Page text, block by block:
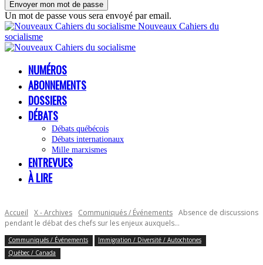
Un mot de passe vous sera envoyé par email.
Nouveaux Cahiers du
socialisme
NUMÉROS
ABONNEMENTS
DOSSIERS
DÉBATS
Débats québécois
Débats internationaux
Mille marxismes
ENTREVUES
À LIRE
Accueil X - Archives Communiqués / Événements Absence de discussions
pendant le débat des chefs sur les enjeux auxquels...
Communiqués / Événements
Immigration / Diversité / Autochtones
Québec / Canada